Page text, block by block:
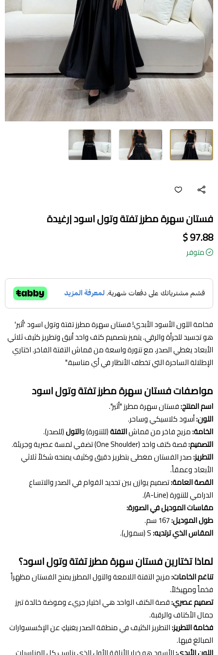
فستان سهرة مطرز تفتة وتول اسود |رغيدة
97.88 $
متوفر
فخامة اللون الأسود الأبدي! فستان سهرة مطرز تفتة وتول اسود 'أثير'
هو تجسيد للجرأة والرقي. يتميز بتصميم كتف واحد أنيق وتطريز كثيف ثلاثي
الأبعاد يغطي الصدر، مع تنورة واسعة من قماش التفتة الفاخر. اختاري
الإطلالة الساحرة التي تخطف الأنظار في أي مناسبة."
مواصفات فستان سهرة مطرز تفتة وتول اسود
اسم المنتج:فستان سهرة مطرز "أثير".
اللون:أسود كلاسيكي وساحر.
الخامة:مزيج فاخر من قماشالتفتة(للتنورة) والتول(للصدر).
التصميم:قصة كتف واحد (One Shoulder) تضفي لمسة عصرية وجريئة.
التطريز:صدر الفستان مغطى بتطريز دقيق وكثيف يمنحه شكلاً ثلاثي
الأبعاد وعمقاً.
القصة العامة:تصميم يوازن بين تحديد القوام في الصدر والاتساع
الدرامي للتنورة (A-Line).
مقاسات الموديل في الصورة:
طول الموديل:
المقاس الذي ترتديه:
لماذا تختارين فستان سهرة مطرز تفتة وتول اسود؟
تناغم الخامات:مزيج التفتة اللامعة والتول المطرز يمنح الفستان مظهراً
فخماً ومهيكلاً.
تصميم عصري:قصة الكتف الواحد هي اختيار جريء وموضة خالدة تبرز
جمال الأكتاف والرقبة.
فخامة التطريز:التطريز الكثيف في منطقة الصدر يغنيكِ عن الإكسسوارات
المبالغ فيها.